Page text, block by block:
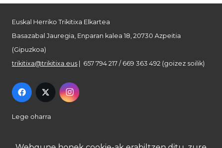
Euskal Herriko Trikitixa Elkartea
Basazabal Jauregia, Enparan kalea 18, 20730 Azpeitia
(Gipuzkoa)
trikitixa@trikitixa.eus | 657 794 217 / 669 363 492 (goizez soilik)
Lege oharra
Pribatutasun politika